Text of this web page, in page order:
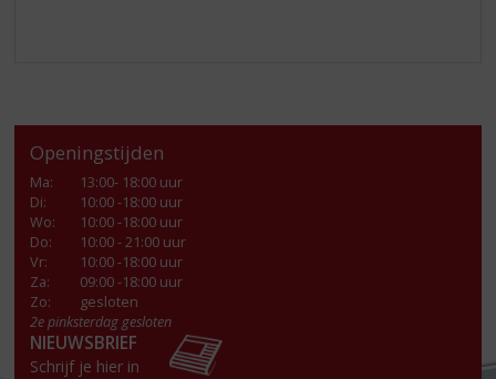
Openingstijden
Ma:
13:00- 18:00 uur
Di:
10:00 -18:00 uur
Wo:
10:00 -18:00 uur
Do:
10:00 - 21:00 uur
Vr:
10:00 -18:00 uur
Za:
09:00 -18:00 uur
Zo:
gesloten
2e pinksterdag gesloten
NIEUWSBRIEF
Schrijf je hier in